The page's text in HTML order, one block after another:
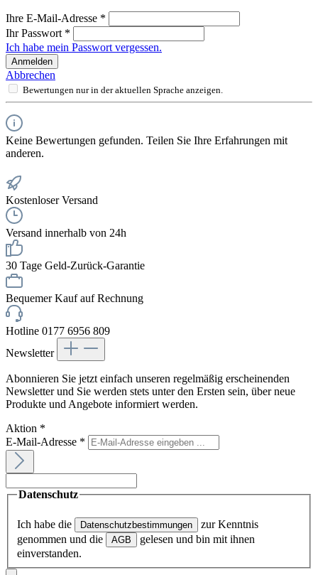
Ihre E-Mail-Adresse *
Ihr Passwort *
Ich habe mein Passwort vergessen.
Anmelden
Abbrechen
Bewertungen nur in der aktuellen Sprache anzeigen.
Keine Bewertungen gefunden. Teilen Sie Ihre Erfahrungen mit
anderen.
Kostenloser Versand
Versand innerhalb von 24h
30 Tage Geld-Zurück-Garantie
Bequemer Kauf auf Rechnung
Hotline 0177 6956 809
Newsletter
Abonnieren Sie jetzt einfach unseren regelmäßig erscheinenden
Newsletter und Sie werden stets unter den Ersten sein, über neue
Produkte und Angebote informiert werden.
Aktion *
E-Mail-Adresse *
Datenschutz
Ich habe die Datenschutzbestimmungen
zur Kenntnis
genommen und die
AGB
gelesen und bin mit ihnen
einverstanden.